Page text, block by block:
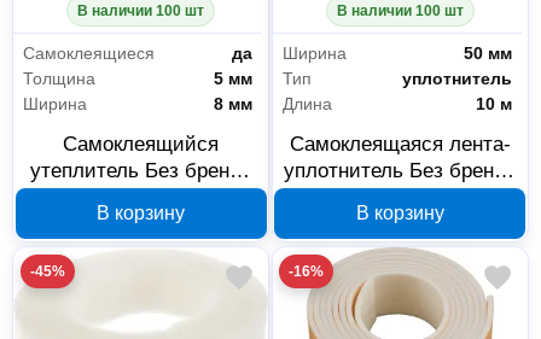
В наличии 100 шт
Самоклеящиеся
да
Толщина
5 мм
Ширина
8 мм
Самоклеящийся
утеплитель Без бренда
08
В корзину
В наличии 100 шт
Ширина
50 мм
Тип
уплотнитель
Длина
10 м
Самоклеящаяся лента-
уплотнитель Без бренда
В корзину
-45% -16%